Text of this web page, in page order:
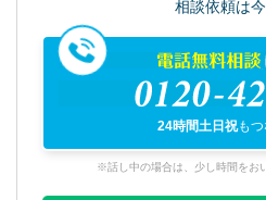
相談依頼は今
電話無料相談
0120-
24時間土日祝も
※話し中の場合は、少し時間をお